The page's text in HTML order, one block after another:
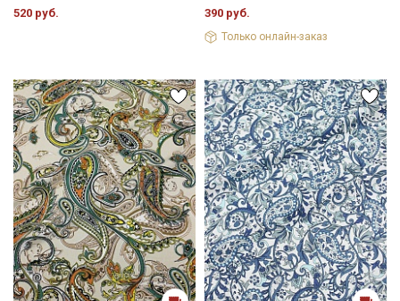
520 руб. 390 руб.
Только онлайн-заказ